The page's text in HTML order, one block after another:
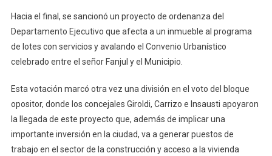
Hacia el final, se sancionó un proyecto de ordenanza del
Departamento Ejecutivo que afecta a un inmueble al programa
de lotes con servicios y avalando el Convenio Urbanístico
celebrado entre el señor Fanjul y el Municipio.
Esta votación marcó otra vez una división en el voto del bloque
opositor, donde los concejales Giroldi, Carrizo e Insausti apoyaron
la llegada de este proyecto que, además de implicar una
importante inversión en la ciudad, va a generar puestos de
trabajo en el sector de la construcción y acceso a la vivienda